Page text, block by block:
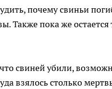
почему свиньи
Также пока же
свиней убили,
взялось столько